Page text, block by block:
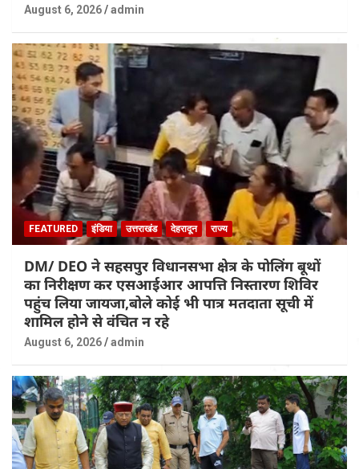
August 6, 2026 admin
FEATURED इंडिया उत्तराखंड देहरादून राज्य
DM/ DEO ने सहसपुर विधानसभा क्षेत्र के पोलिंग बूथों
का निरीक्षण कर एसआईआर आपत्ति निस्तारण शिविर
पहुंच लिया जायजा,बोले कोई भी पात्र मतदाता सूची में
शामिल होने से वंचित न रहे
August 6, 2026 admin